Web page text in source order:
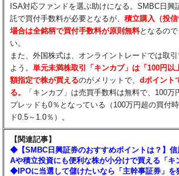
ISA対応ファンドを選ぶ助けになる。SMBC日興
託で買付手数料が必要となるが、積立購入（投
場合は全銘柄で買付手数料が原則無料となるの
い。
また、外国株式は、オンライントレードでは取
よう。単元未満株取引「キンカブ」は「100円以
額指定で株が買えるのがメリットで、dポイント
る。
「キンカブ」は売買手数料は無料で、100万
プレッドも0％となっている（100万円超の買付
ド0.5～1.0％）。
【関連記事】
◆【SMBC日興証券のおすすめポイントは？】信
Aや積立投資にも便利な株が小分けで買える「キ
◆IPOに当選して儲けたいなら「主幹事証券」を